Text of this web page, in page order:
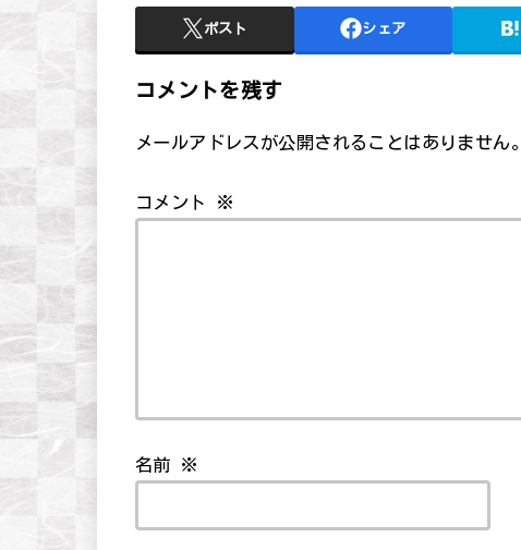
ポスト シェア
コメントを残す
メールアドレスが公開されることはありません。
コメント ※
名前 ※